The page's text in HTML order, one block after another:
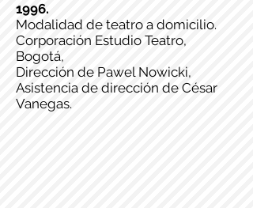
1996.
Modalidad de teatro a domicilio.
Corporación Estudio Teatro,
Bogotá,
Dirección de Pawel Nowicki,
Asistencia de dirección de César
Vanegas.